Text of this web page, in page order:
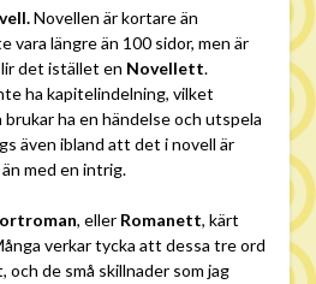
Novellen är kortare än
vara längre än 100 sidor, men är
det istället en Novellett.
ha kapitelindelning, vilket
brukar ha en händelse och utspela
även ibland att det i novell är
med en intrig.
, eller Romanett, kärt
verkar tycka att dessa tre ord
och de små skillnader som jag